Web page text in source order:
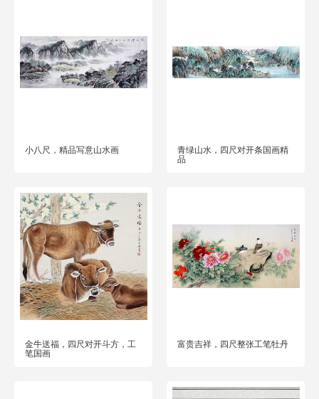
小八尺，精品写意山水画
青绿山水，四尺对开条国画精
品
金牛送福，四尺对开斗方，工
笔国画
富贵吉祥，四尺整张工笔牡丹